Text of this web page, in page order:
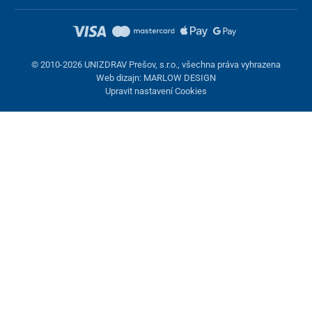
© 2010-2026 UNIZDRAV Prešov, s.r.o., všechna práva vyhrazena
Web dizajn: MARLOW DESIGN
Upravit nastavení Cookies